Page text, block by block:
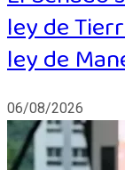
ley de
ley de
06/08/2026